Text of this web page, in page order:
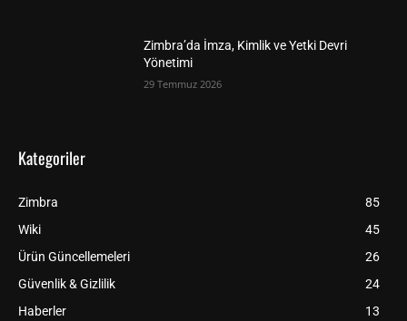
Zimbra’da İmza, Kimlik ve Yetki Devri
Yönetimi
29 Temmuz 2026
Kategoriler
Zimbra
85
Wiki
45
Ürün Güncellemeleri
26
Güvenlik & Gizlilik
24
Haberler
13